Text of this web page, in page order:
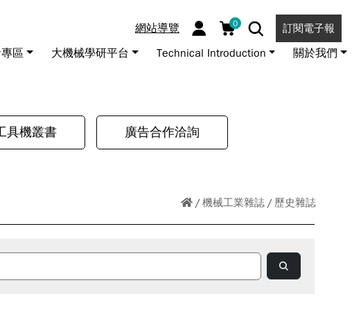
網站導覽 0 訂閱電子報
區 大機械學研平台 Technical Introduction 關於我們
具機叢書 廣告合作洽詢
機械工業雜誌 歷史雜誌